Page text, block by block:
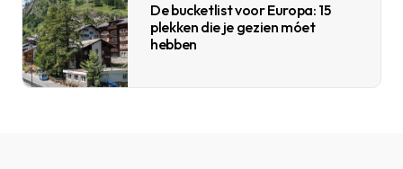
De bucketlist voor Europa: 15
plekken die je gezien móet
hebben